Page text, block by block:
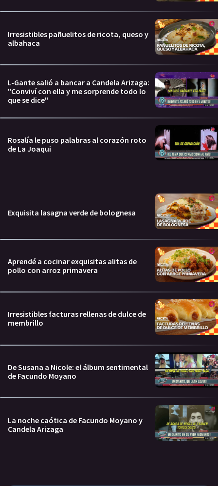
Irresistibles pañuelitos de ricota, queso y
albahaca
L-Gante salió a bancar a Candela Arizaga:
"Conviví con ella y me sorprende todo lo
que se dice"
Rosalía le puso palabras al corazón roto
de La Joaqui
Exquisita lasagna verde de bolognesa
Aprendé a cocinar exquisitas alitas de
pollo con arroz primavera
Irresistibles facturas rellenas de dulce de
membrillo
De Susana a Nicole: el álbum sentimental
de Facundo Moyano
La noche caótica de Facundo Moyano y
Candela Arizaga